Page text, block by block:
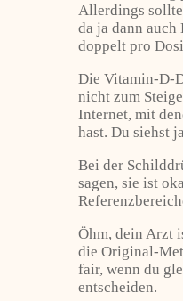
Allerdings sollte
da ja dann
doppelt pro
Die Vitamin-D-
nicht zum
Internet, mit
hast. Du siehst
Bei der
sagen, sie ist
Öhm, dein Arzt
die Original-
fair, wenn du
entscheiden.